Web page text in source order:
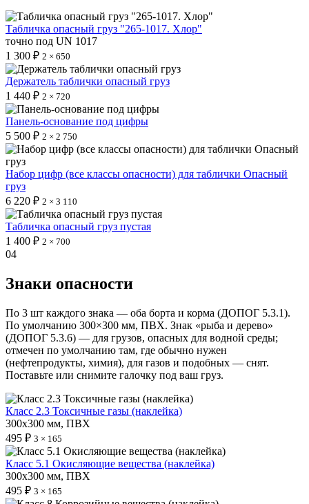
Табличка опасный груз "265-1017. Хлор"
точно под UN 1017
1 300 ₽ 2 × 650
Держатель таблички опасный груз
1 440 ₽ 2 × 720
Панель-основание под цифры
5 500 ₽ 2 × 2 750
Набор цифр (все классы опасности) для таблички Опасный
груз
6 220 ₽ 2 × 3 110
Табличка опасный груз пустая
1 400 ₽ 2 × 700
04
Знаки опасности
По 3 шт каждого знака — оба борта и корма (ДОПОГ 5.3.1).
По умолчанию 300×300 мм, ПВХ. Знак «рыба и дерево»
(ДОПОГ 5.3.6) — для грузов, опасных для водной среды;
отмечен по умолчанию там, где обычно нужен
(нефтепродукты, химия), для газов и подобных — снят.
Поставьте или снимите галочку под ваш груз.
Класс 2.3 Токсичные газы (наклейка)
300х300 мм, ПВХ
495 ₽ 3 × 165
Класс 5.1 Окисляющие вещества (наклейка)
300х300 мм, ПВХ
495 ₽ 3 × 165